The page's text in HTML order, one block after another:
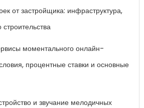
от застройщика: инфраструктура,
строительства
моментального онлайн-
процентные ставки и основные
и звучание мелодичных